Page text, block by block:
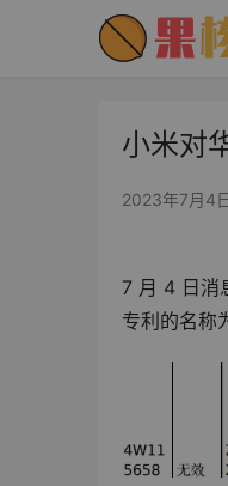
小米对
2023年7月4
7 月 4 日消
专利的名称